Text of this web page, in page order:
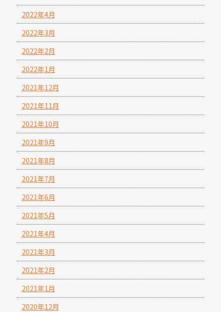
2022年4月
2022年3月
2022年2月
2022年1月
2021年12月
2021年11月
2021年10月
2021年9月
2021年8月
2021年7月
2021年6月
2021年5月
2021年4月
2021年3月
2021年2月
2021年1月
2020年12月